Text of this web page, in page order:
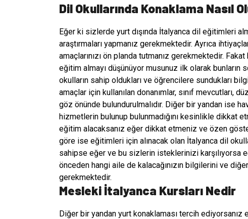
Dil Okullarında Konaklama Nasıl
Eğer ki sizlerde yurt dışında İtalyanca dil eğitimleri
araştırmaları yapmanız gerekmektedir. Ayrıca
amaçlarınızı ön planda tutmanız gerekmektedir.
eğitim almayı düşünüyor musunuz ilk olarak
okulların sahip oldukları ve öğrencilere sundukları
amaçlar için kullanılan donanımlar, sınıf mevcutları,
göz önünde bulundurulmalıdır. Diğer bir yandan ise
hizmetlerin bulunup bulunmadığını kesinlikle dikkat
eğitim alacaksanız eğer dikkat etmeniz ve özen
göre ise eğitimleri için alınacak olan İtalyanca dil
sahipse eğer ve bu sizlerin isteklerinizi karşılıyorsa
önceden hangi aile de kalacağınızın bilgilerini ve
gerekmektedir.
Mesleki İtalyanca Kursları Nedir
Diğer bir yandan yurt konaklaması tercih